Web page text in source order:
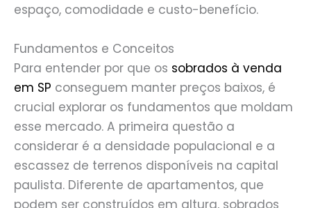
espaço, comodidade e custo-benefício.
Fundamentos e Conceitos
Para entender por que os sobrados à venda
em SP conseguem manter preços baixos, é
crucial explorar os fundamentos que moldam
esse mercado. A primeira questão a
considerar é a densidade populacional e a
escassez de terrenos disponíveis na capital
paulista. Diferente de apartamentos, que
podem ser construídos em altura, sobrados